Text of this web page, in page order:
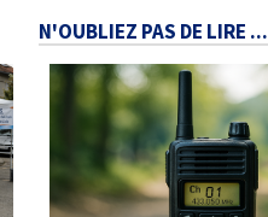
N'OUBLIEZ PAS DE LIRE ...